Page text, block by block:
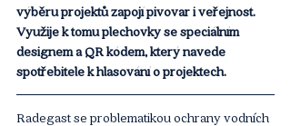
výběru projektů zapojí pivovar i veřejnost.
Využije k tomu plechovky se speciálním
designem a QR kódem, který navede
spotřebitele k hlasování o projektech.
Radegast se problematikou ochrany vodních